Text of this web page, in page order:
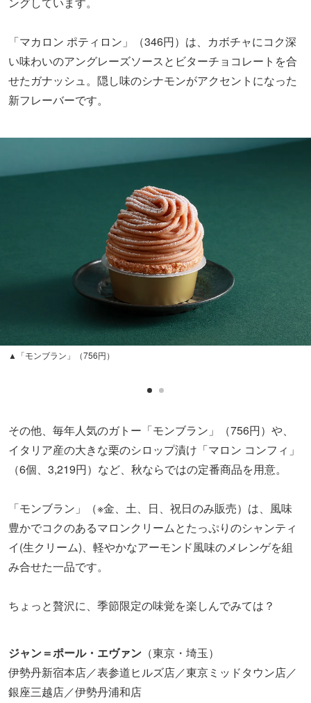
「マカロン ポティロン」（346円）は、カボチャにコク深
い味わいのアングレーズソースとビターチョコレートを合
せたガナッシュ。隠し味のシナモンがアクセントになった
新フレーバーです。
▲「モンブラン」（756円）
その他、毎年人気のガトー「モンブラン」（756円）や、
イタリア産の大きな栗のシロップ漬け「マロン コンフィ」
（6個、3,219円）など、秋ならではの定番商品を用意。
「モンブラン」（※金、土、日、祝日のみ販売）は、風味
豊かでコクのあるマロンクリームとたっぷりのシャンティ
イ(生クリーム)、軽やかなアーモンド風味のメレンゲを組
み合せた一品です。
ちょっと贅沢に、季節限定の味覚を楽しんでみては？
ジャン＝ポール・エヴァン （東京・埼玉）
伊勢丹新宿本店／表参道ヒルズ店／東京ミッドタウン店／
銀座三越店／伊勢丹浦和店